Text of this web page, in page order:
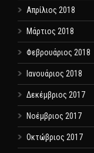
Απρίλιος 2018
Μάρτιος 2018
Φεβρουάριος 2018
Ιανουάριος 2018
Δεκέμβριος 2017
Νοέμβριος 2017
Οκτώβριος 2017